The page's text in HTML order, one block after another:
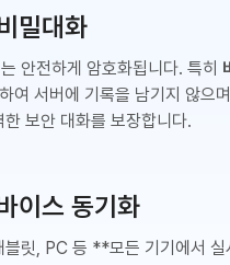
밀대화
안전하게 암호화됩니다. 특히
여 서버에 기록을 남기지 않으
한 보안 대화를 보장합니다.
이스 동기화
블릿, PC 등 **모든 기기에서